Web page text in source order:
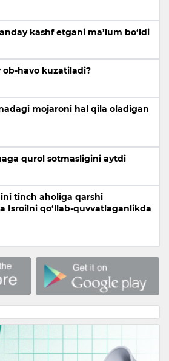
kashf etgani ma’lum bo‘ldi
havo kuzatiladi?
mojaroni hal qila oladigan
qurol sotmasligini aytdi
tinch aholiga qarshi
Isroilni qo‘llab-quvvatlaganlikda